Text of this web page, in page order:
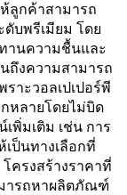
ลูกค้าสามารถ
บพรีเมียม โดย
านความชื้นและ
ถึงความสามารถ
าะวอลเปเปอร์พี
หลายโดยไม่บิด
พิ่มเติม เช่น การ
ป็นทางเลือกที่
ครงสร้างราคาที่
ารถหาผลิตภัณฑ์